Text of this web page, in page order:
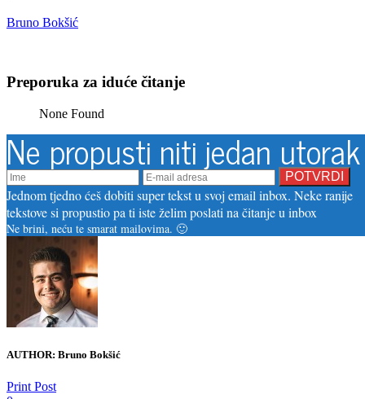
Bruno Bokšić
Preporuka za iduće čitanje
None Found
Ne propusti niti jedan utorak
Jednom tjedno ćeš dobiti super tekst u svoj email inbox. Neke ranije
tekstove si propustio pa ti iste želim poslati na čitanje u inbox
Ne brini, neću te smarat mailovima. 🙂
AUTHOR: Bruno Bokšić
Print Post